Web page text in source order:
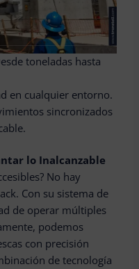
toneladas hasta
en cualquier entorno.
sincronizados
lo Inalcanzable
No hay
Con su sistema de
de operar múltiples
podemos
con precisión
de tecnología